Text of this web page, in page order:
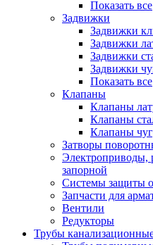
Показать все
Задвижки
Задвижки
Задвижки
Задвижки
Задвижки
Показать все
Клапаны
Клапаны
Клапаны
Клапаны
Затворы
Электроприводы,
запорной
Системы защиты
Запчасти для
Вентили
Редукторы
Трубы